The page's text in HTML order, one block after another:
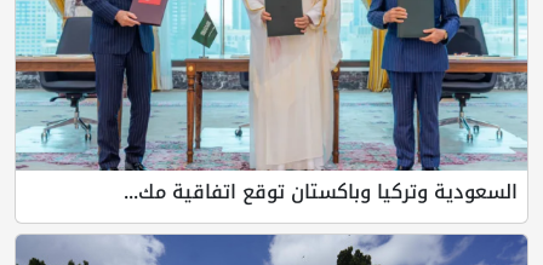
السعودية وتركيا وباكستان توقع اتفاقية مك...